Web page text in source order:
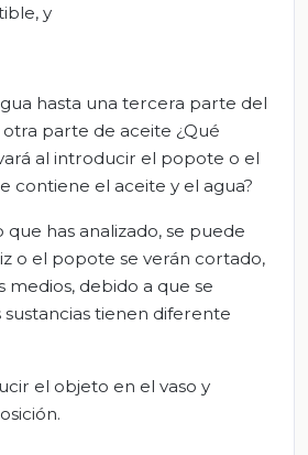
y
hasta una tercera parte del
parte de aceite ¿Qué
al introducir el popote o el
contiene el aceite y el agua?
has analizado, se puede
o el popote se verán cortado,
medios, debido a que se
sustancias tienen diferente
el objeto en el vaso y